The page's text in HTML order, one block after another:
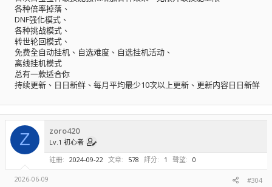
各种倍率掉落、
DNF强化模式、
各种挑战模式、
转世轮回模式、
免费全自动挂机、自选难度、自选挂机活动、
离线挂机模式
总有一款适合你
持续更新、日日新鲜、每月平均最少10次以上更新、更新内容日日新鲜
Z zoro420
Lv.1 初心者
註冊
2024-09-22 文章 578 評分 1 聲望 0
2026-06-09 #304